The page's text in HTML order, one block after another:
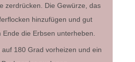
zerdrücken. Die Gewürze, das
hinzufügen und gut
Ende die Erbsen unterheben.
auf 180 Grad vorheizen und ein